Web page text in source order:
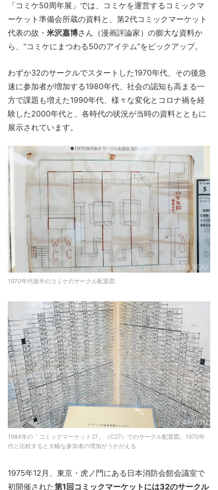
「コミケ50周年展」では、コミケを運営するコミックマ
ーケット準備会所蔵の資料と、第2代コミックマーケット
代表の故・ 米沢嘉博さん（漫画評論家）の膨大な資料か
ら、“コミケにまつわる50のアイテム”をピックアップ。
わずか32のサークルでスタートした1970年代、その後急
速に参加者が増加する1980年代、社会の認知も高まる一
方で課題も増えた1990年代、様々な変化とコロナ禍を経
験した2000年代と、各時代の状況が当時の資料とともに
展示されています。
1970年代後半のコミケのサークル配置図
1984年の「コミックマーケット27」（C27）でのサークル配置図。1970年
代と比較すると大幅な参加者の増加がうかがえる
1975年12月、東京・虎ノ門にある日本消防会館会議室で
初開催された第1回コミックマーケットには32のサークル